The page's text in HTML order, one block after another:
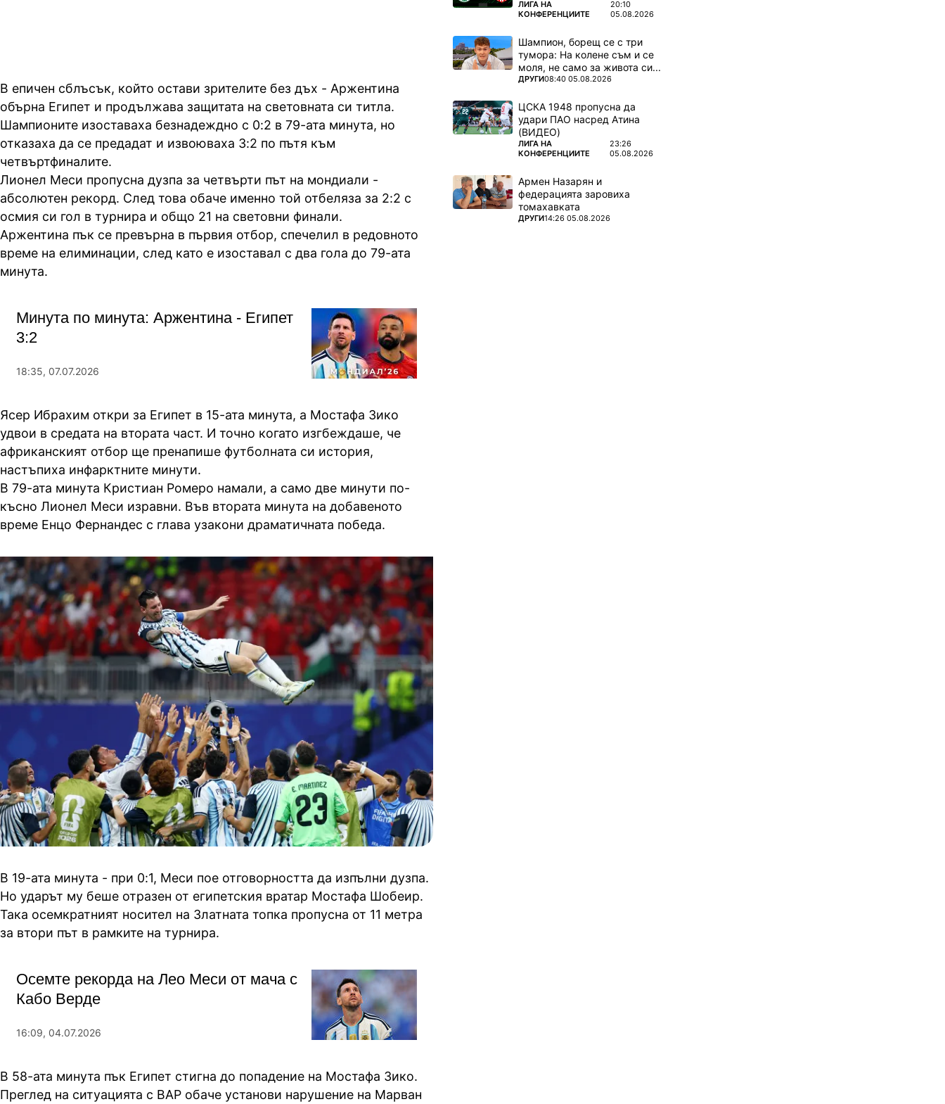
В епичен сблъсък, който остави зрителите без дъх - Аржентина
обърна Египет и продължава защитата на световната си титла.
Шампионите изоставаха безнадеждно с 0:2 в 79-ата минута, но
отказаха да се предадат и извоюваха 3:2 по пътя към
четвъртфиналите.
Лионел Меси пропусна дузпа за четвърти път на мондиали -
абсолютен рекорд. След това обаче именно той отбеляза за 2:2 с
осмия си гол в турнира и общо 21 на световни финали.
Аржентина пък се превърна в първия отбор, спечелил в редовното
време на елиминации, след като е изоставал с два гола до 79-ата
минута.
Минута по минута: Аржентина - Египет
3:2
18:35, 07.07.2026
Ясер Ибрахим откри за Египет в 15-ата минута, а Мостафа Зико
удвои в средата на втората част. И точно когато изгбеждаше, че
африканският отбор ще пренапише футболната си история,
настъпиха инфарктните минути.
В 79-ата минута Кристиан Ромеро намали, а само две минути по-
късно Лионел Меси изравни. Във втората минута на добавеното
време Енцо Фернандес с глава узакони драматичната победа.
В 19-ата минута - при 0:1, Меси пое отговорността да изпълни дузпа.
Но ударът му беше отразен от египетския вратар Мостафа Шобеир.
Така осемкратният носител на Златната топка пропусна от 11 метра
за втори път в рамките на турнира.
Осемте рекорда на Лео Меси от мача с
Кабо Верде
16:09, 04.07.2026
В 58-ата минута пък Египет стигна до попадение на Мостафа Зико.
Преглед на ситуацията с ВАР обаче установи нарушение на Марван
ПОВЕЧЕ ОТ
ЛИГА НА
КОНФЕРЕНЦИИТЕ
20:10
05.08.2026
Шампион, борещ се с три
тумора: На колене съм и се
моля, не само за живота си...
ПОВЕЧЕ ОТ
ДРУГИ08:40 05.08.2026
ЦСКА 1948 пропусна да
удари ПАО насред Атина
(ВИДЕО)
ПОВЕЧЕ ОТ
ЛИГА НА
КОНФЕРЕНЦИИТЕ
23:26
05.08.2026
Армен Назарян и
федерацията заровиха
томахавката
ПОВЕЧЕ ОТ
ДРУГИ14:26 05.08.2026